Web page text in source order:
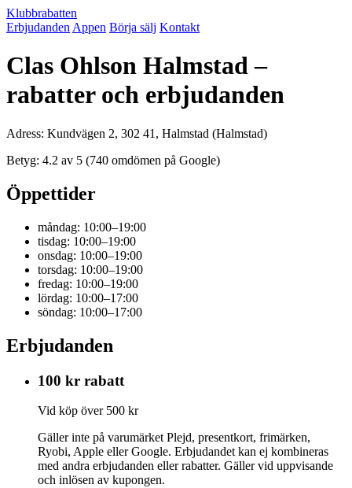
Klubbrabatten
Erbjudanden Appen Börja sälj Kontakt
Clas Ohlson Halmstad –
rabatter och erbjudanden
Adress: Kundvägen 2, 302 41, Halmstad (Halmstad)
Betyg: 4.2 av 5 (740 omdömen på Google)
Öppettider
måndag: 10:00–19:00
tisdag: 10:00–19:00
onsdag: 10:00–19:00
torsdag: 10:00–19:00
fredag: 10:00–19:00
lördag: 10:00–17:00
söndag: 10:00–17:00
Erbjudanden
100 kr rabatt
Vid köp över 500 kr
Gäller inte på varumärket Plejd, presentkort, frimärken,
Ryobi, Apple eller Google. Erbjudandet kan ej kombineras
med andra erbjudanden eller rabatter. Gäller vid uppvisande
och inlösen av kupongen.